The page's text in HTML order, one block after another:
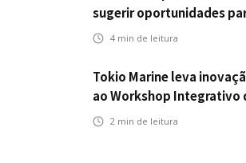
sugerir oportunidades
automotivo
4 min de leitura
Tokio Marine leva
ao Workshop Integrativo
2 min de leitura